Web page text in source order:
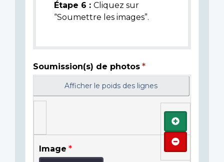
Étape 6 : Cliquez sur
“Soumettre les images”.
Soumission(s) de photos
Afficher le poids des lignes
Image
Ajouter
Retirer